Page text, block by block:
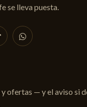
se lleva puesta.
ofertas — y el aviso si